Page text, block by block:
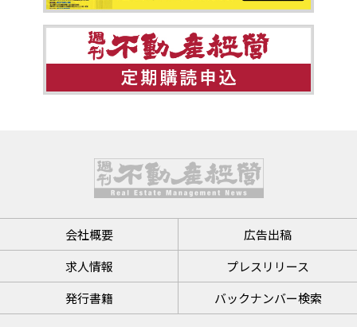
会社概要
広告出稿
求人情報
プレスリリース
発行書籍
バックナンバー検索